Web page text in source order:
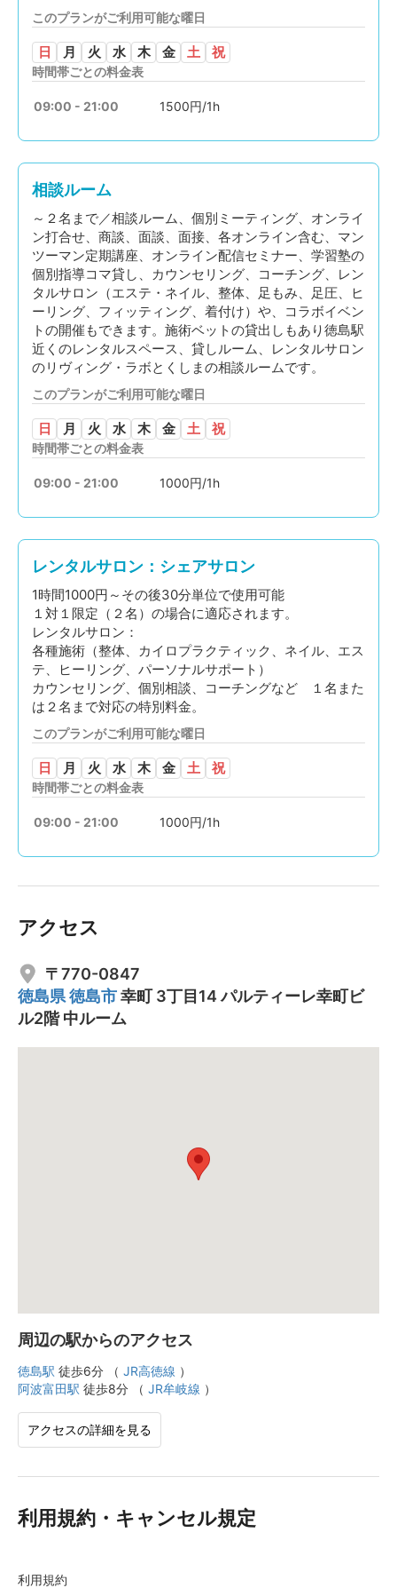
このプランがご利用可能な曜日
日 月 火 水 木 金 土 祝
時間帯ごとの料金表
09:00 - 21:00 1500円/1h
相談ルーム
～２名まで／相談ルーム、個別ミーティング、オンライ
ン打合せ、商談、面談、面接、各オンライン含む、マン
ツーマン定期講座、オンライン配信セミナー、学習塾の
個別指導コマ貸し、カウンセリング、コーチング、レン
タルサロン（エステ・ネイル、整体、足もみ、足圧、ヒ
ーリング、フィッティング、着付け）や、コラボイベン
トの開催もできます。施術ベットの貸出しもあり徳島駅
近くのレンタルスペース、貸しルーム、レンタルサロン
のリヴィング・ラボとくしまの相談ルームです。
このプランがご利用可能な曜日
日 月 火 水 木 金 土 祝
時間帯ごとの料金表
09:00 - 21:00 1000円/1h
レンタルサロン：シェアサロン
1時間1000円～その後30分単位で使用可能
１対１限定（２名）の場合に適応されます。
レンタルサロン：
各種施術（整体、カイロプラクティック、ネイル、エス
テ、ヒーリング、パーソナルサポート）
カウンセリング、個別相談、コーチングなど １名また
は２名まで対応の特別料金。
このプランがご利用可能な曜日
日 月 火 水 木 金 土 祝
時間帯ごとの料金表
09:00 - 21:00 1000円/1h
アクセス
〒770-0847
徳島県徳島市幸町 3丁目14 パルティーレ幸町ビ
ル2階 中ルーム
周辺の駅からのアクセス
徳島駅 徒歩6分 （ JR高徳線 ）
阿波富田駅 徒歩8分 （ JR牟岐線 ）
アクセスの詳細を見る
利用規約・キャンセル規定
利用規約